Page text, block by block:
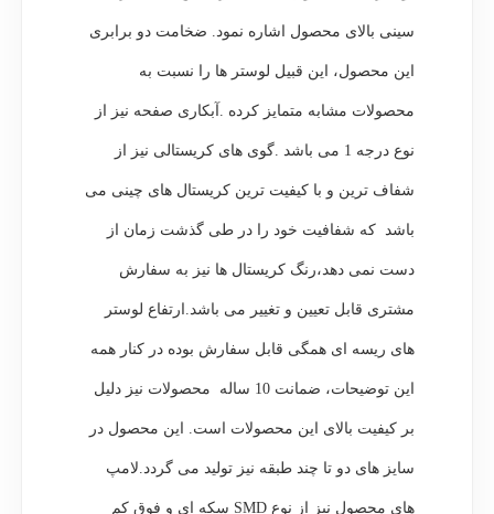
سینی بالای محصول اشاره نمود. ضخامت دو برابری
این محصول، این قبیل لوستر ها را نسبت به
محصولات مشابه متمایز کرده .آبکاری صفحه نیز از
نوع درجه 1 می باشد .گوی های کریستالی نیز از
شفاف ترین و با کیفیت ترین کریستال های چینی می
باشد که شفافیت خود را در طی گذشت زمان از
دست نمی دهد،رنگ کریستال ها نیز به سفارش
مشتری قابل تعیین و تغییر می باشد.ارتفاع لوستر
های ریسه ای همگی قابل سفارش بوده در کنار همه
این توضیحات، ضمانت 10 ساله محصولات نیز دلیل
بر کیفیت بالای این محصولات است. این محصول در
سایز های دو تا چند طبقه نیز تولید می گردد.لامپ
های محصول نیز از نوع SMD سکه ای و فوق کم